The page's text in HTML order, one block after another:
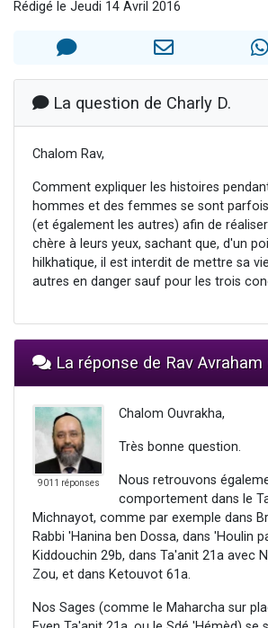
Il reste 49 places pour
2 nouvelles musiques
Rédigé le Jeudi 14 Avril 2016
La question de Charly D.
Chalom Rav,
Comment expliquer les histoires
hommes et des femmes se sont
(et également les autres) afin de
chère à leurs yeux, sachant que, d'un
hilkhatique, il est interdit de mettre sa
autres en danger sauf pour les trois
La réponse de Rav Avraham
9011 réponses
Chalom Ouvrakha,
Très bonne question.
Nous retrouvons
comportement dans le
Michnayot, comme par exemple dans
Rabbi 'Hanina ben Dossa, dans 'Houlin
Kiddouchin 29b, dans Ta'anit 21a avec
Zou, et dans Ketouvot 61a.
Nos Sages (comme le Maharcha sur